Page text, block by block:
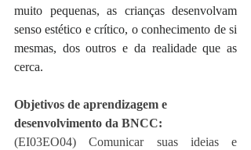
muito pequenas, as crianças desenvolvam
senso estético e crítico, o conhecimento de si
mesmas, dos outros e da realidade que as
cerca.
Objetivos de aprendizagem e
desenvolvimento da BNCC:
(EI03EO04) Comunicar suas ideias e